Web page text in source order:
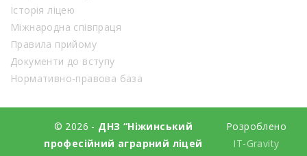
Історія ліцею
Міжнародна співпраця
Правила прийому
Документи до вступу
Нормативно-правова база
© 2026 - ДНЗ “Ніжинський
професійний аграрний ліцей
Розроблено
IT-Gravity